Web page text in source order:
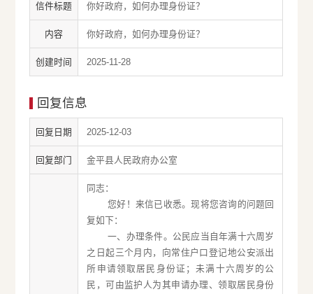
信件标题 你好政府，如何办理身份证？
内容 你好政府，如何办理身份证？
创建时间 2025-11-28
回复信息
回复日期 2025-12-03
回复部门 金平县人民政府办公室
同志：
您好！来信已收悉。现将您咨询的问题回
复如下：
一、办理条件。公民应当自年满十六周岁
之日起三个月内，向常住户口登记地公安派出
所申请领取居民身份证；未满十六周岁的公
民，可由监护人为其申请办理、领取居民身份